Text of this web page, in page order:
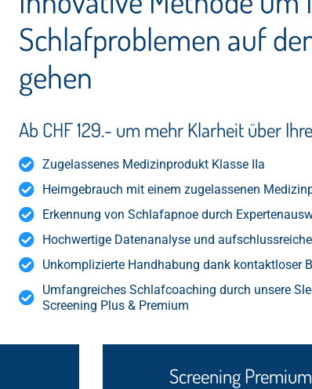
Schlafproblemen auf
gehen
Ab CHF 129.- um mehr Klarheit über
Zugelassenes Medizinprodukt Klasse IIa
Heimgebrauch mit einem zugelassenen
Erkennung von Schlafapnoe durch
Hochwertige Datenanalyse und
Unkomplizierte Handhabung dank kontaktloser
Umfangreiches Schlafcoaching durch unsere
Screening Plus & Premium
Screening Premium